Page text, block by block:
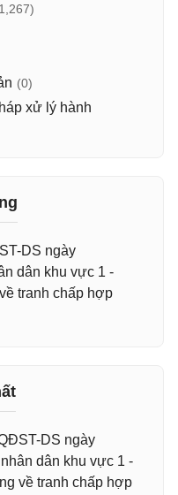
(0)
xử lý hành
DS ngày
dân khu vực 1 -
tranh chấp hợp
DS ngày
dân khu vực 1 -
về tranh chấp hợp